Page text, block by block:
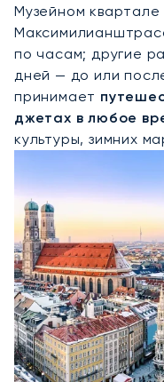
Музейном
по часам; другие
дней — до или
принимает
джетах в любое
культуры, зимних